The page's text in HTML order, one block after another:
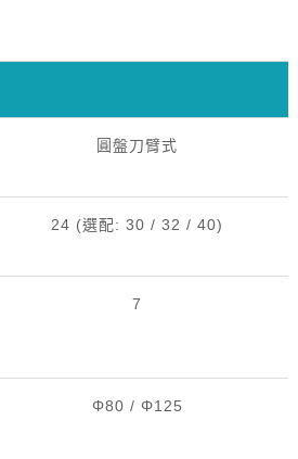
圓盤刀臂式
24 (選配: 30 / 32 / 40)
7
Φ80 / Φ125